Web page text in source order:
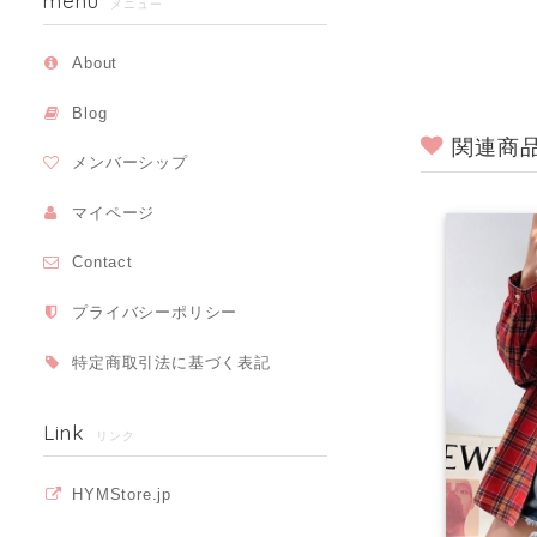
メニュー
About
Blog
メンバーシップ
マイページ
Contact
プライバシーポリシー
特定商取引法に基づく表記
Link リンク
HYMStore.jp
関連商